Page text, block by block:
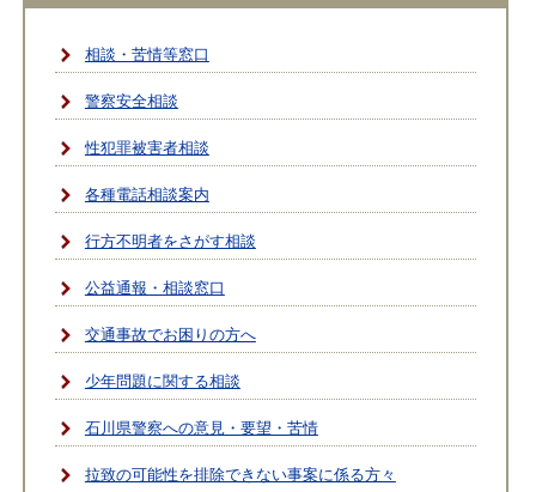
相談・苦情等窓口
警察安全相談
性犯罪被害者相談
各種電話相談案内
行方不明者をさがす相談
公益通報・相談窓口
交通事故でお困りの方へ
少年問題に関する相談
石川県警察への意見・要望・苦情
拉致の可能性を排除できない事案に係る方々